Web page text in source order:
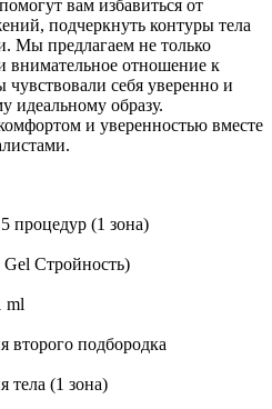
вам избавиться от
подчеркнуть контуры тела
Мы предлагаем не только
внимательное отношение к
себя уверенно и
идеальному образу.
и уверенностью вместе
(1 зона)
Стройность)
ml
второго подбородка
тела (1 зона)